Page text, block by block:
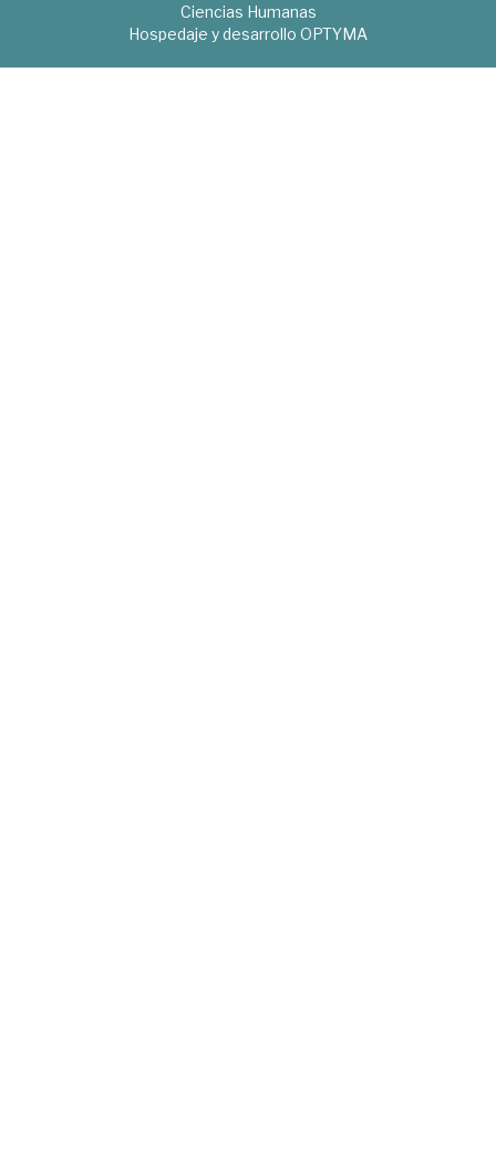
Ciencias Humanas
Hospedaje y desarrollo OPTYMA